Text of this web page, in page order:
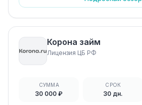
Корона займ
Лицензия ЦБ РФ
СУММА
30 000 ₽
СРОК
30 дн.